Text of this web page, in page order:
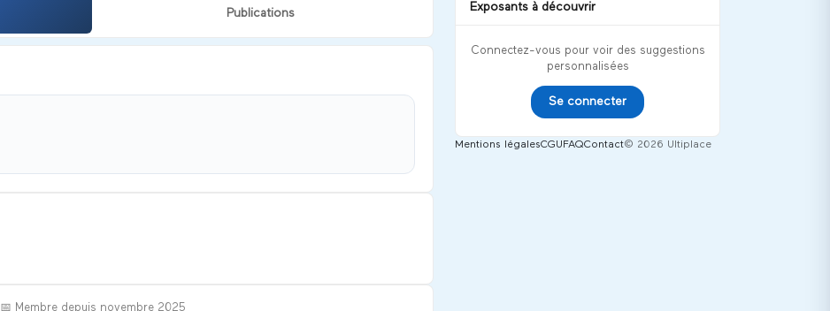
Publications
📅 Membre depuis novembre 2025
Exposants à découvrir
Connectez-vous pour voir des suggestions
personnalisées
Se connecter
Mentions légalesCGU FAQContact© 2026 Ultiplace